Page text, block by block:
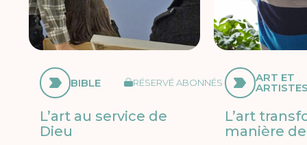
BIBLE RÉSERVÉ ABONNÉS
L’art au service de
Dieu
ART ET
L’art
manière